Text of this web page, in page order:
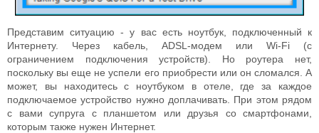
Представим ситуацию - у вас есть ноутбук, подключенный к
Интернету. Через кабель, ADSL-модем или Wi-Fi (с
ограничением подключения устройств). Но роутера нет,
поскольку вы еще не успели его приобрести или он сломался. А
может, вы находитесь с ноутбуком в отеле, где за каждое
подключаемое устройство нужно доплачивать. При этом рядом
с вами супруга с планшетом или друзья со смартфонами,
которым также нужен Интернет.